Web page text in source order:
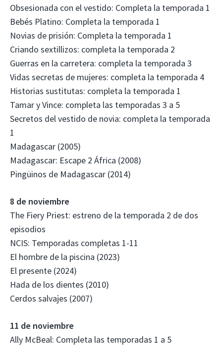
Obsesionada con el vestido: Completa la temporada 1
Bebés Platino: Completa la temporada 1
Novias de prisión: Completa la temporada 1
Criando sextillizos: completa la temporada 2
Guerras en la carretera: completa la temporada 3
Vidas secretas de mujeres: completa la temporada 4
Historias sustitutas: completa la temporada 1
Tamar y Vince: completa las temporadas 3 a 5
Secretos del vestido de novia: completa la temporada
1
Madagascar (2005)
Madagascar: Escape 2 África (2008)
Pingüinos de Madagascar (2014)
8 de noviembre
The Fiery Priest: estreno de la temporada 2 de dos
episodios
NCIS: Temporadas completas 1-11
El hombre de la piscina (2023)
El presente (2024)
Hada de los dientes (2010)
Cerdos salvajes (2007)
11 de noviembre
Ally McBeal: Completa las temporadas 1 a 5